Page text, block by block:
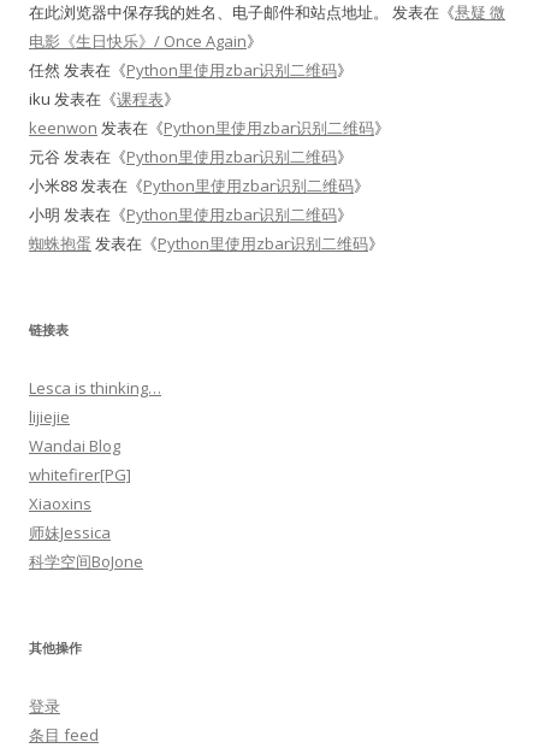
在此浏览器中保存我的姓名、电子邮件和站点地址。
发表在《悬疑 微
电影《生日快乐》/ Once Again》
任然 发表在《Python里使用zbar识别二维码》
iku 发表在《课程表》
keenwon 发表在《Python里使用zbar识别二维码》
元谷发表在《Python里使用zbar识别二维码》
小米88发表在《Python里使用zbar识别二维码》
小明 发表在《Python里使用zbar识别二维码》
蜘蛛抱蛋 发表在《Python里使用zbar识别二维码》
链接表
Lesca is thinking…
lijiejie
Wandai Blog
whitefirer[PG]
Xiaoxins
师妹Jessica
科学空间BoJone
其他操作
登录
条目 feed